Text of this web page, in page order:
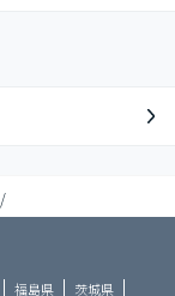
/
福島県 茨城県